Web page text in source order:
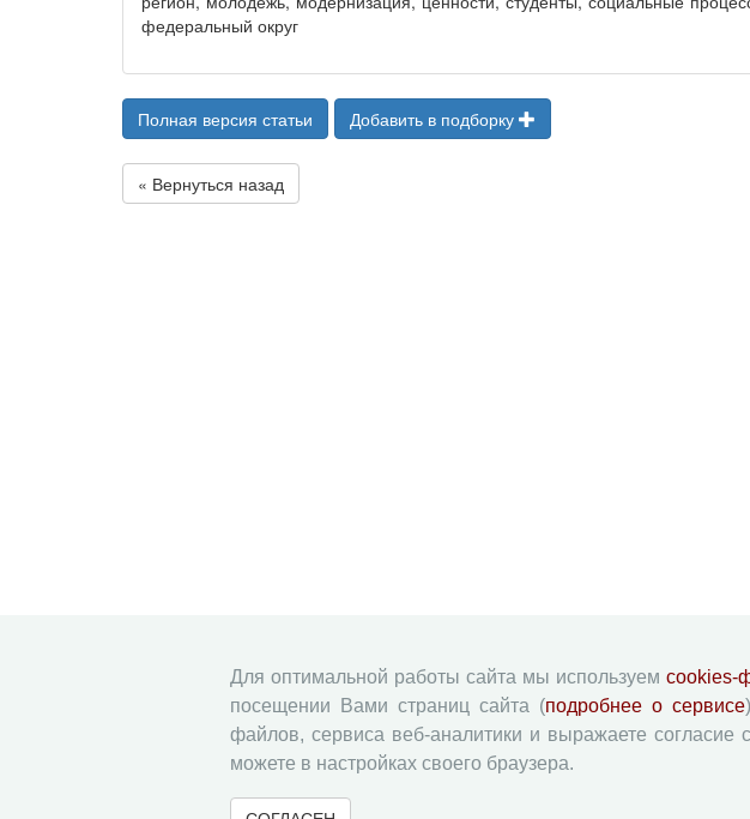
федеральный округ
Полная версия статьи Добавить в подборку
« Вернуться назад
Для оптимальной работы сайта мы используем cookies-
посещении Вами страниц сайта (подробнее о сервисе
файлов, сервиса веб-аналитики и выражаете согласие с
можете в настройках своего браузера.